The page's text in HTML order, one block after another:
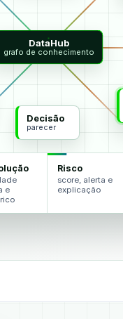
Decisão
parecer
DataHub
grafo de conhecimento
e
Risco
score, alerta e
explicação